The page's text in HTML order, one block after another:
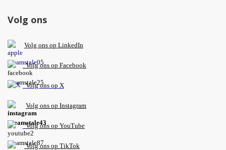
Volg ons
Volg ons op LinkedIn
Volg ons op Facebook
Volg ons op X
Volg ons op Instagram
Volgons op YouTube
Volg ons op TikTok